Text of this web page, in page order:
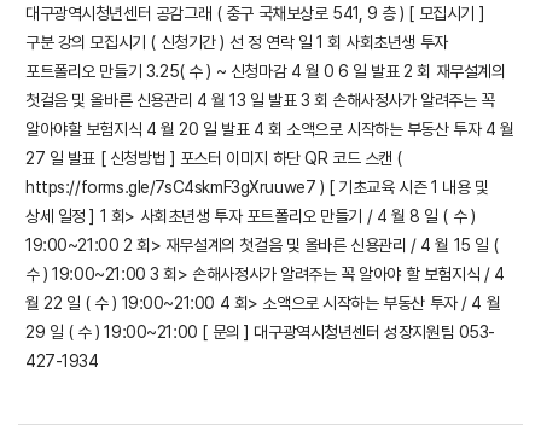
대구광역시청년센터 공감그래 ( 중구 국채보상로 541, 9 층 ) [ 모집시기 ]
구분 강의 모집시기 ( 신청기간 ) 선 정 연락 일 1 회 사회초년생 투자
포트폴리오 만들기 3.25( 수 ) ~ 신청마감 4 월 0 6 일 발표 2 회 재무설계의
첫걸음 및 올바른 신용관리 4 월 13 일 발표 3 회 손해사정사가 알려주는 꼭
알아야할 보험지식 4 월 20 일 발표 4 회 소액으로 시작하는 부동산 투자 4 월
27 일 발표 [ 신청방법 ] 포스터 이미지 하단 QR 코드 스캔 (
https://forms.gle/7sC4skmF3gXruuwe7 ) [ 기초교육 시즌 1 내용 및
상세 일정 ] 1 회> 사회초년생 투자 포트폴리오 만들기 / 4 월 8 일 ( 수 )
19:00~21:00 2 회> 재무설계의 첫걸음 및 올바른 신용관리 / 4 월 15 일 (
수 ) 19:00~21:00 3 회> 손해사정사가 알려주는 꼭 알아야 할 보험지식 / 4
월 22 일 ( 수 ) 19:00~21:00 4 회> 소액으로 시작하는 부동산 투자 / 4 월
29 일 ( 수 ) 19:00~21:00 [ 문의 ] 대구광역시청년센터 성장지원팀 053-
427-1934